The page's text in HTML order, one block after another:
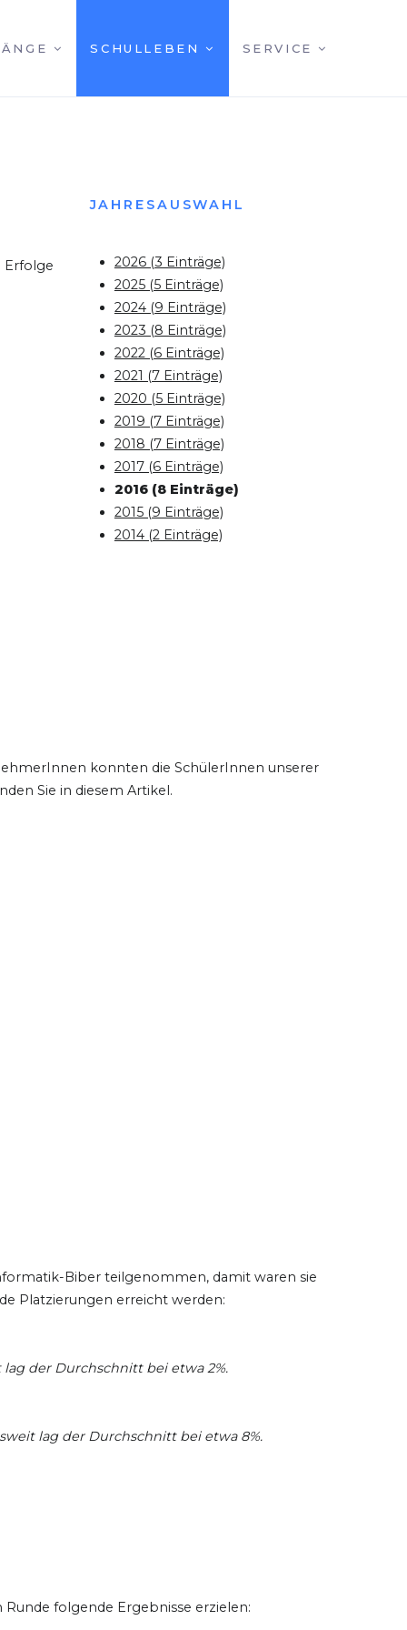
SCHULLEBEN SERVICE
Erfolge
JAHRESAUSWAHL
2026 (3 Einträge)
2025 (5 Einträge)
2024 (9 Einträge)
2023 (8 Einträge)
2022 (6 Einträge)
2021 (7 Einträge)
2020 (5 Einträge)
2019 (7 Einträge)
2018 (7 Einträge)
2017 (6 Einträge)
2016 (8 Einträge)
2015 (9 Einträge)
2014 (2 Einträge)
konnten die SchülerInnen unserer
Sie in diesem Artikel.
Biber teilgenommen, damit waren sie
Platzierungen erreicht werden:
der Durchschnitt bei etwa 2%.
lag der Durchschnitt bei etwa 8%.
folgende Ergebnisse erzielen: